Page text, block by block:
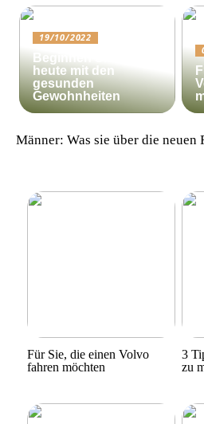
19/10/2022
Beginnen Sie noch
heute mit den
gesunden
Gewohnheiten
Männer: Was sie über die neuen
Für Sie, die einen Volvo
fahren möchten
3
zu